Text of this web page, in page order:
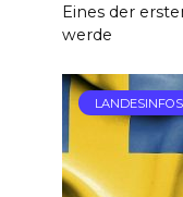
Eines der
werde
LANDESINFOS